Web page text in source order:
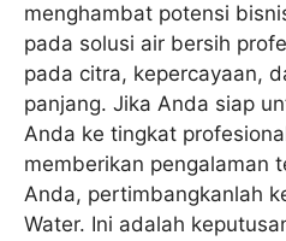
menghambat potensi
pada solusi air bersih
pada citra, kepercayaan,
panjang. Jika Anda siap
Anda ke tingkat
memberikan pengalaman
Anda, pertimbangkanlah
Water. Ini adalah